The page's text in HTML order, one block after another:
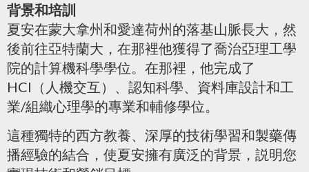
背景和培訓
夏安在蒙大拿州和愛達荷州的落基山脈長大，然
後前往亞特蘭大，在那裡他獲得了喬治亞理工學
院的計算機科學學位。在那裡，他完成了
HCI（人機交互）、認知科學、資料庫設計和工
業/組織心理學的專業和輔修學位。
這種獨特的西方教養、深厚的技術學習和製藥傳
播經驗的結合，使夏安擁有廣泛的背景，説明您